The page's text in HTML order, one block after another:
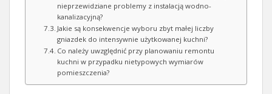
nieprzewidziane problemy z instalacją wodno-
kanalizacyjną?
Jakie są konsekwencje wyboru zbyt małej liczby
gniazdek do intensywnie użytkowanej kuchni?
Co należy uwzględnić przy planowaniu remontu
kuchni w przypadku nietypowych wymiarów
pomieszczenia?